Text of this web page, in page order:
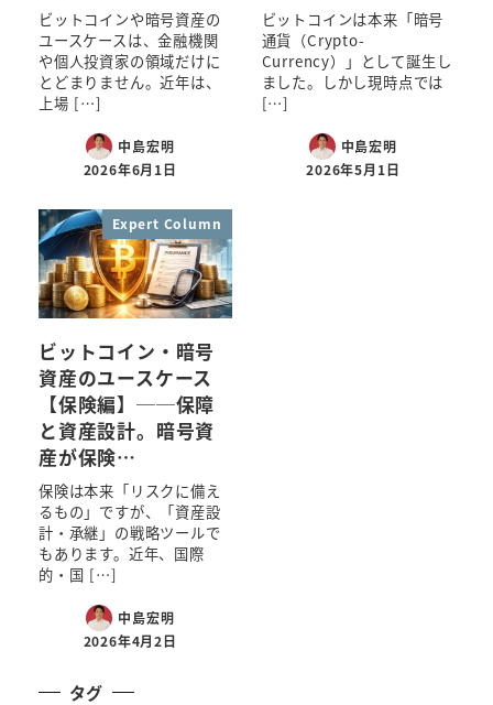
ビットコインや暗号資産の
ユースケースは、金融機関
や個人投資家の領域だけに
とどまりません。近年は、
上場 […]
中島宏明
2026年6月1日
ビットコインは本来「暗号
通貨（Crypto-
Currency）」として誕生し
ました。しかし現時点では
[…]
中島宏明
2026年5月1日
Expert Column
ビットコイン・暗号
資産のユースケース
【保険編】──保障
と資産設計。暗号資
産が保険…
保険は本来「リスクに備え
るもの」ですが、「資産設
計・承継」の戦略ツールで
もあります。近年、国際
的・国 […]
中島宏明
2026年4月2日
タグ